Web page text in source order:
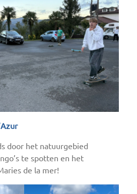
door het natuurgebied
te spotten en het
de la mer!